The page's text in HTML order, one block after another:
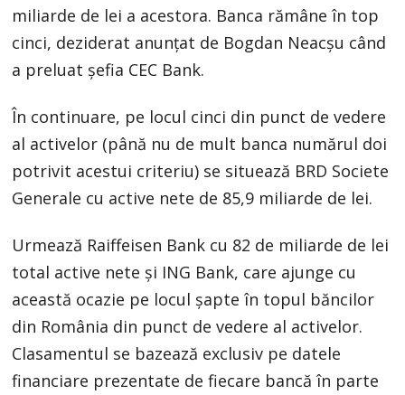
miliarde de lei a acestora. Banca rămâne în top
cinci, deziderat anunțat de Bogdan Neacșu când
a preluat șefia CEC Bank.
În continuare, pe locul cinci din punct de vedere
al activelor (până nu de mult banca numărul doi
potrivit acestui criteriu) se situează BRD Societe
Generale cu active nete de 85,9 miliarde de lei.
Urmează Raiffeisen Bank cu 82 de miliarde de lei
total active nete și ING Bank, care ajunge cu
această ocazie pe locul șapte în topul băncilor
din România din punct de vedere al activelor.
Clasamentul se bazează exclusiv pe datele
financiare prezentate de fiecare bancă în parte